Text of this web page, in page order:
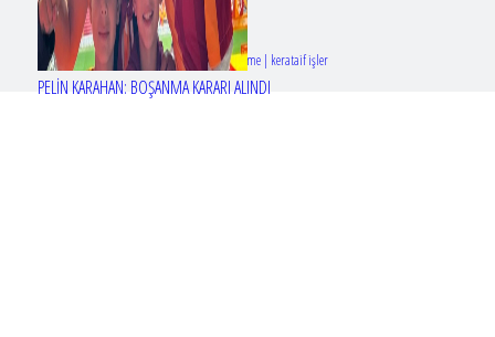
PELİN KARAHAN: BOŞANMA KARARI ALINDI
Tasarım & Geliştirme | kerataif işler